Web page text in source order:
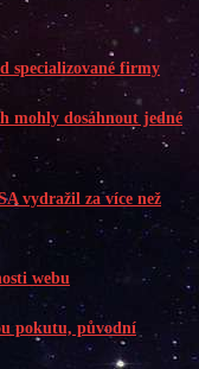
specializované firmy
mohly dosáhnout jedné
vydražil za více než
webu
pokutu, původní